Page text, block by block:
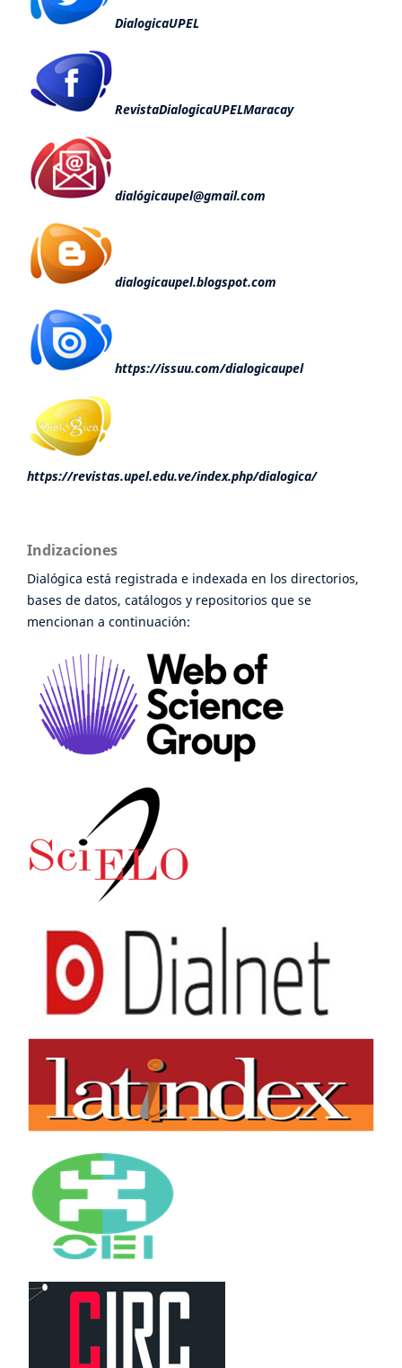
DialogicaUPEL
RevistaDialogicaUPELMaracay
dialógicaupel@gmail.com
dialogicaupel.blogspot.com
https://issuu.com/dialogicaupel
https://revistas.upel.edu.ve/index.php/dialogica/
Indizaciones
Dialógica está registrada e indexada en los directorios,
bases de datos, catálogos y repositorios que se
mencionan a continuación: